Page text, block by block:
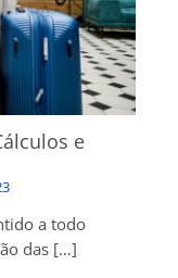
e
a todo
das […]